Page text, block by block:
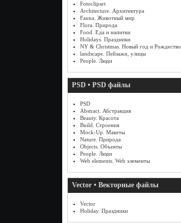
Fotoclipart
Architecture. Архитектура
Fauna. Животный мир
Flora. Природа
Food. Еда и напитки
Holidays. Праздники
NY & Christmas. Новый год и Рождество
landscape. Пейзажи, улицы
People. Люди
PSD • PSD файлы
PSD
Abstract. Абстракция
Beauty. Красота
Build. Строения
Mock-Up. Макеты
Nature. Природа
Objects. Объекты
People. Люди
Web elements. Web элементы
Vector • Векторные файлы
Vector
Holiday. Праздники